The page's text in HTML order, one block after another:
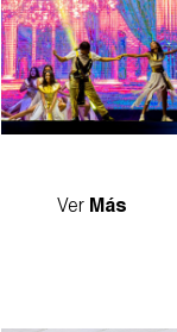
_dsc5305-mejorado-
sr.jpg
Ver Más